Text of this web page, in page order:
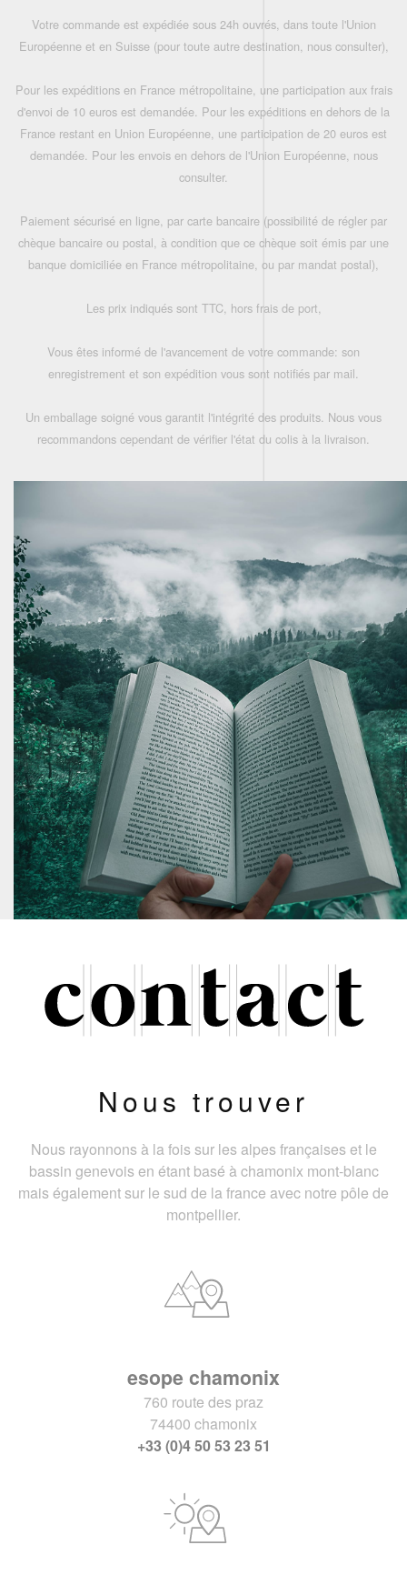
Votre commande est expédiée sous 24h ouvrés, dans toute l'Union
Européenne et en Suisse (pour toute autre destination, nous consulter),
Pour les expéditions en France métropolitaine, une participation aux frais
d'envoi de 10 euros est demandée. Pour les expéditions en dehors de la
France restant en Union Européenne, une participation de 20 euros est
demandée. Pour les envois en dehors de l'Union Européenne, nous
consulter.
Paiement sécurisé en ligne, par carte bancaire (possibilité de régler par
chèque bancaire ou postal, à condition que ce chèque soit émis par une
banque domiciliée en France métropolitaine, ou par mandat postal),
Les prix indiqués sont TTC, hors frais de port,
Vous êtes informé de l'avancement de votre commande: son
enregistrement et son expédition vous sont notifiés par mail.
Un emballage soigné vous garantit l'intégrité des produits. Nous vous
recommandons cependant de vérifier l'état du colis à la livraison.
Nous trouver
Nous rayonnons à la fois sur les alpes françaises et le
bassin genevois en étant basé à chamonix mont-blanc
mais également sur le sud de la france avec notre pôle de
montpellier.
esope chamonix
760 route des praz
74400 chamonix
+33 (0)4 50 53 23 51